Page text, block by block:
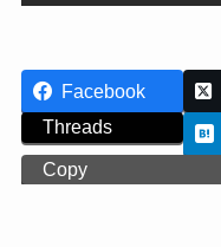
Facebook
Threads
Copy